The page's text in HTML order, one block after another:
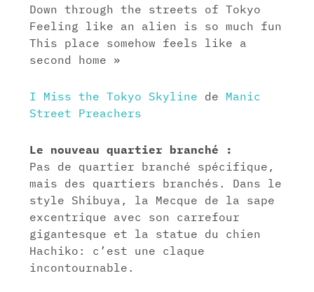
Down through the streets of Tokyo
Feeling like an alien is so much fun
This place somehow feels like a
second home »
I Miss the Tokyo Skyline de Manic
Street Preachers
Le nouveau quartier branché :
Pas de quartier branché spécifique,
mais des quartiers branchés. Dans le
style Shibuya, la Mecque de la sape
excentrique avec son carrefour
gigantesque et la statue du chien
Hachiko: c’est une claque
incontournable.